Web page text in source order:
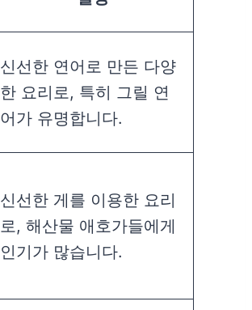
신선한 연어로 만든 다양
한 요리로, 특히 그릴 연
어가 유명합니다.
신선한 게를 이용한 요리
로, 해산물 애호가들에게
인기가 많습니다.